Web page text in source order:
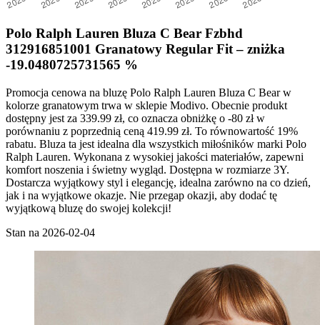
Polo Ralph Lauren Bluza C Bear Fzbhd
312916851001 Granatowy Regular Fit – zniżka
-19.0480725731565 %
Promocja cenowa na bluzę Polo Ralph Lauren Bluza C Bear w
kolorze granatowym trwa w sklepie Modivo. Obecnie produkt
dostępny jest za 339.99 zł, co oznacza obniżkę o -80 zł w
porównaniu z poprzednią ceną 419.99 zł. To równowartość 19%
rabatu. Bluza ta jest idealna dla wszystkich miłośników marki Polo
Ralph Lauren. Wykonana z wysokiej jakości materiałów, zapewni
komfort noszenia i świetny wygląd. Dostępna w rozmiarze 3Y.
Dostarcza wyjątkowy styl i elegancję, idealna zarówno na co dzień,
jak i na wyjątkowe okazje. Nie przegap okazji, aby dodać tę
wyjątkową bluzę do swojej kolekcji!
Stan na 2026-02-04